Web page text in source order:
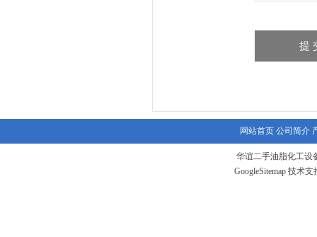
网站首页 公司简介
华谊二手油脂化工设
GoogleSitemap 技术支